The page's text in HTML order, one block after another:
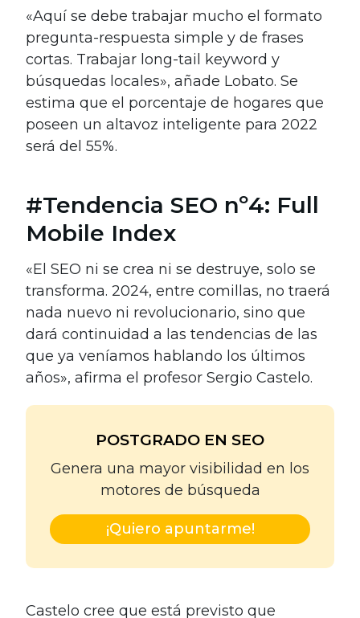
«Aquí se debe trabajar mucho el formato
pregunta-respuesta simple y de frases
cortas. Trabajar long-tail keyword y
búsquedas locales», añade Lobato. Se
estima que el porcentaje de hogares que
poseen un altavoz inteligente para 2022
será del 55%.
#Tendencia SEO nº4: Full
Mobile Index
«El SEO ni se crea ni se destruye, solo se
transforma. 2024, entre comillas, no traerá
nada nuevo ni revolucionario, sino que
dará continuidad a las tendencias de las
que ya veníamos hablando los últimos
años», afirma el profesor Sergio Castelo.
POSTGRADO EN SEO
Genera una mayor visibilidad en los
motores de búsqueda
¡Quiero apuntarme!
Castelo cree que está previsto que